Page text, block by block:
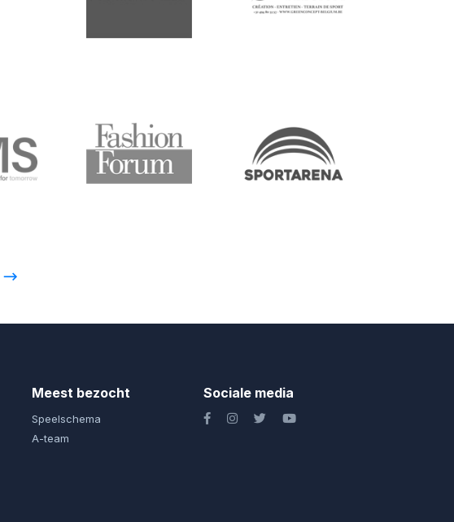
⟶
Meest bezocht
Speelschema
A-team
Sociale media